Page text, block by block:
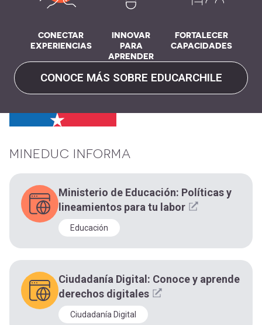
CONECTAR
EXPERIENCIAS
INNOVAR
PARA
APRENDER
FORTALECER
CAPACIDADES
CONOCE MÁS SOBRE EDUCARCHILE
MINEDUC INFORMA
Ministerio de Educación: Políticas y
lineamientos para tu labor
Educación
Ciudadanía Digital: Conoce y aprende
derechos digitales
Ciudadanía Digital